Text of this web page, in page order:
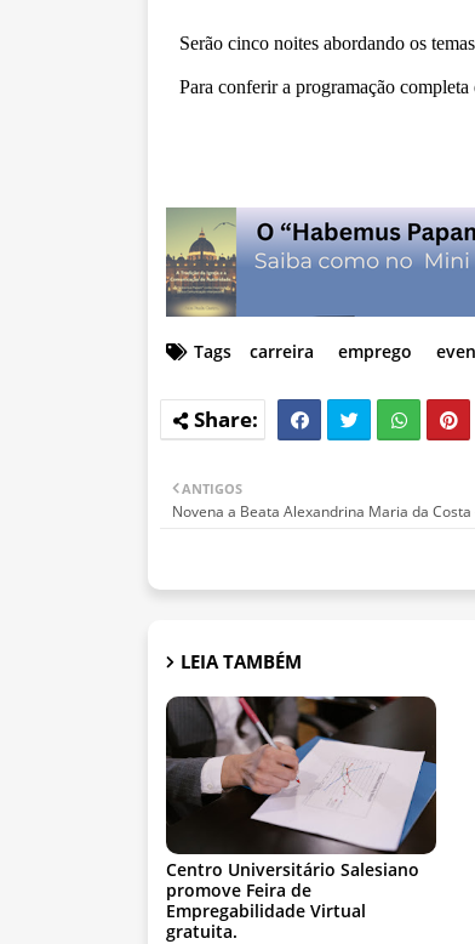
Serão cinco noites abordando os
Para conferir a programação completa
Tags carreira emprego
ANTIGOS
Novena a Beata Alexandrina Maria da Costa
LEIA TAMBÉM
Centro Universitário Salesiano
promove Feira de
Empregabilidade Virtual
gratuita.